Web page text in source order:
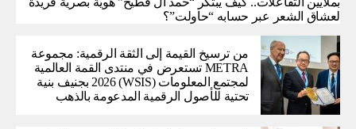
لعشاق الشعر عبر حسابه “حاولت”؟
من ترسيخ القيمة إلى الثقة الرقمية: مجموعة
METRA تستعرض في منتدى القمة العالمية
لمجتمع المعلومات (WSIS) 2026 بجنيف بنية
تحتية للأصول الرقمية المدعومة بالذهب